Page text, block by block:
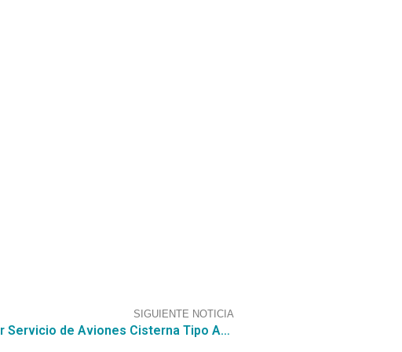
SIGUIENTE NOTICIA
Con CGCE postula a la licitación por Servicio de Aviones Cisterna Tipo AC1 de CONAF